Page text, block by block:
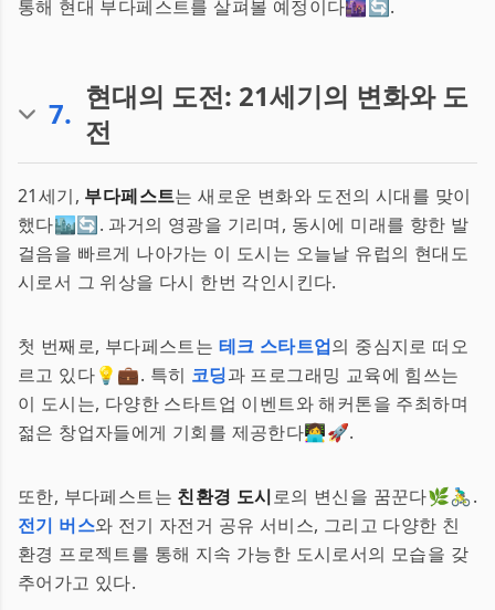
통해 현대 부다페스트를 살펴볼 예정이다🌆🔄.
7. 현대의 도전: 21세기의 변화와 도
전
21세기, 부다페스트는 새로운 변화와 도전의 시대를 맞이
했다🏙️🔄. 과거의 영광을 기리며, 동시에 미래를 향한 발
걸음을 빠르게 나아가는 이 도시는 오늘날 유럽의 현대도
시로서 그 위상을 다시 한번 각인시킨다.
첫 번째로, 부다페스트는 테크 스타트업의 중심지로 떠오
르고 있다💡💼. 특히 코딩과 프로그래밍 교육에 힘쓰는
이 도시는, 다양한 스타트업 이벤트와 해커톤을 주최하며
젊은 창업자들에게 기회를 제공한다👩‍💻🚀.
또한, 부다페스트는 친환경 도시로의 변신을 꿈꾼다🌿🚴‍♂️.
전기 버스와 전기 자전거 공유 서비스, 그리고 다양한 친
환경 프로젝트를 통해 지속 가능한 도시로서의 모습을 갖
추어가고 있다.